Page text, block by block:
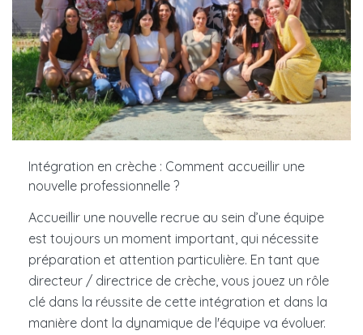
Intégration en crèche : Comment accueillir une
nouvelle professionnelle ?
Accueillir une nouvelle recrue au sein d’une équipe
est toujours un moment important, qui nécessite
préparation et attention particulière. En tant que
directeur / directrice de crèche, vous jouez un rôle
clé dans la réussite de cette intégration et dans la
manière dont la dynamique de l'équipe va évoluer.